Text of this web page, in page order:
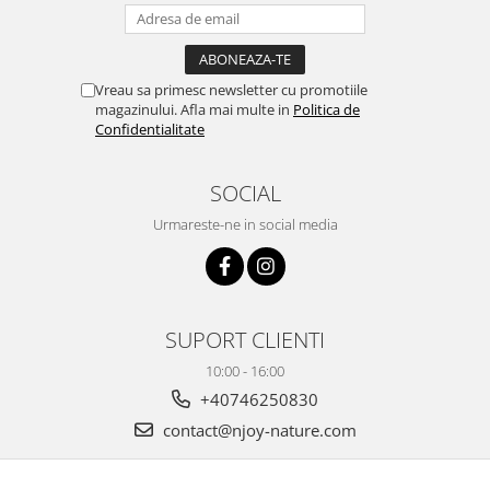
Vreau sa primesc newsletter cu promotiile
magazinului. Afla mai multe in Politica de
Confidentialitate
SOCIAL
Urmareste-ne in social media
SUPORT CLIENTI
10:00 - 16:00
+40746250830
contact@njoy-nature.com